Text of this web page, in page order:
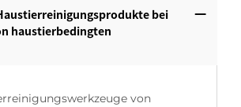
bei
haustierbedingten
von